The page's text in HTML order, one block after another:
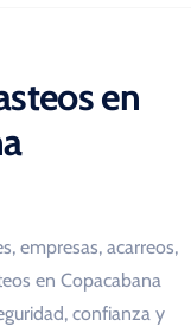
en
empresas, acarreos,
en Copacabana
confianza y